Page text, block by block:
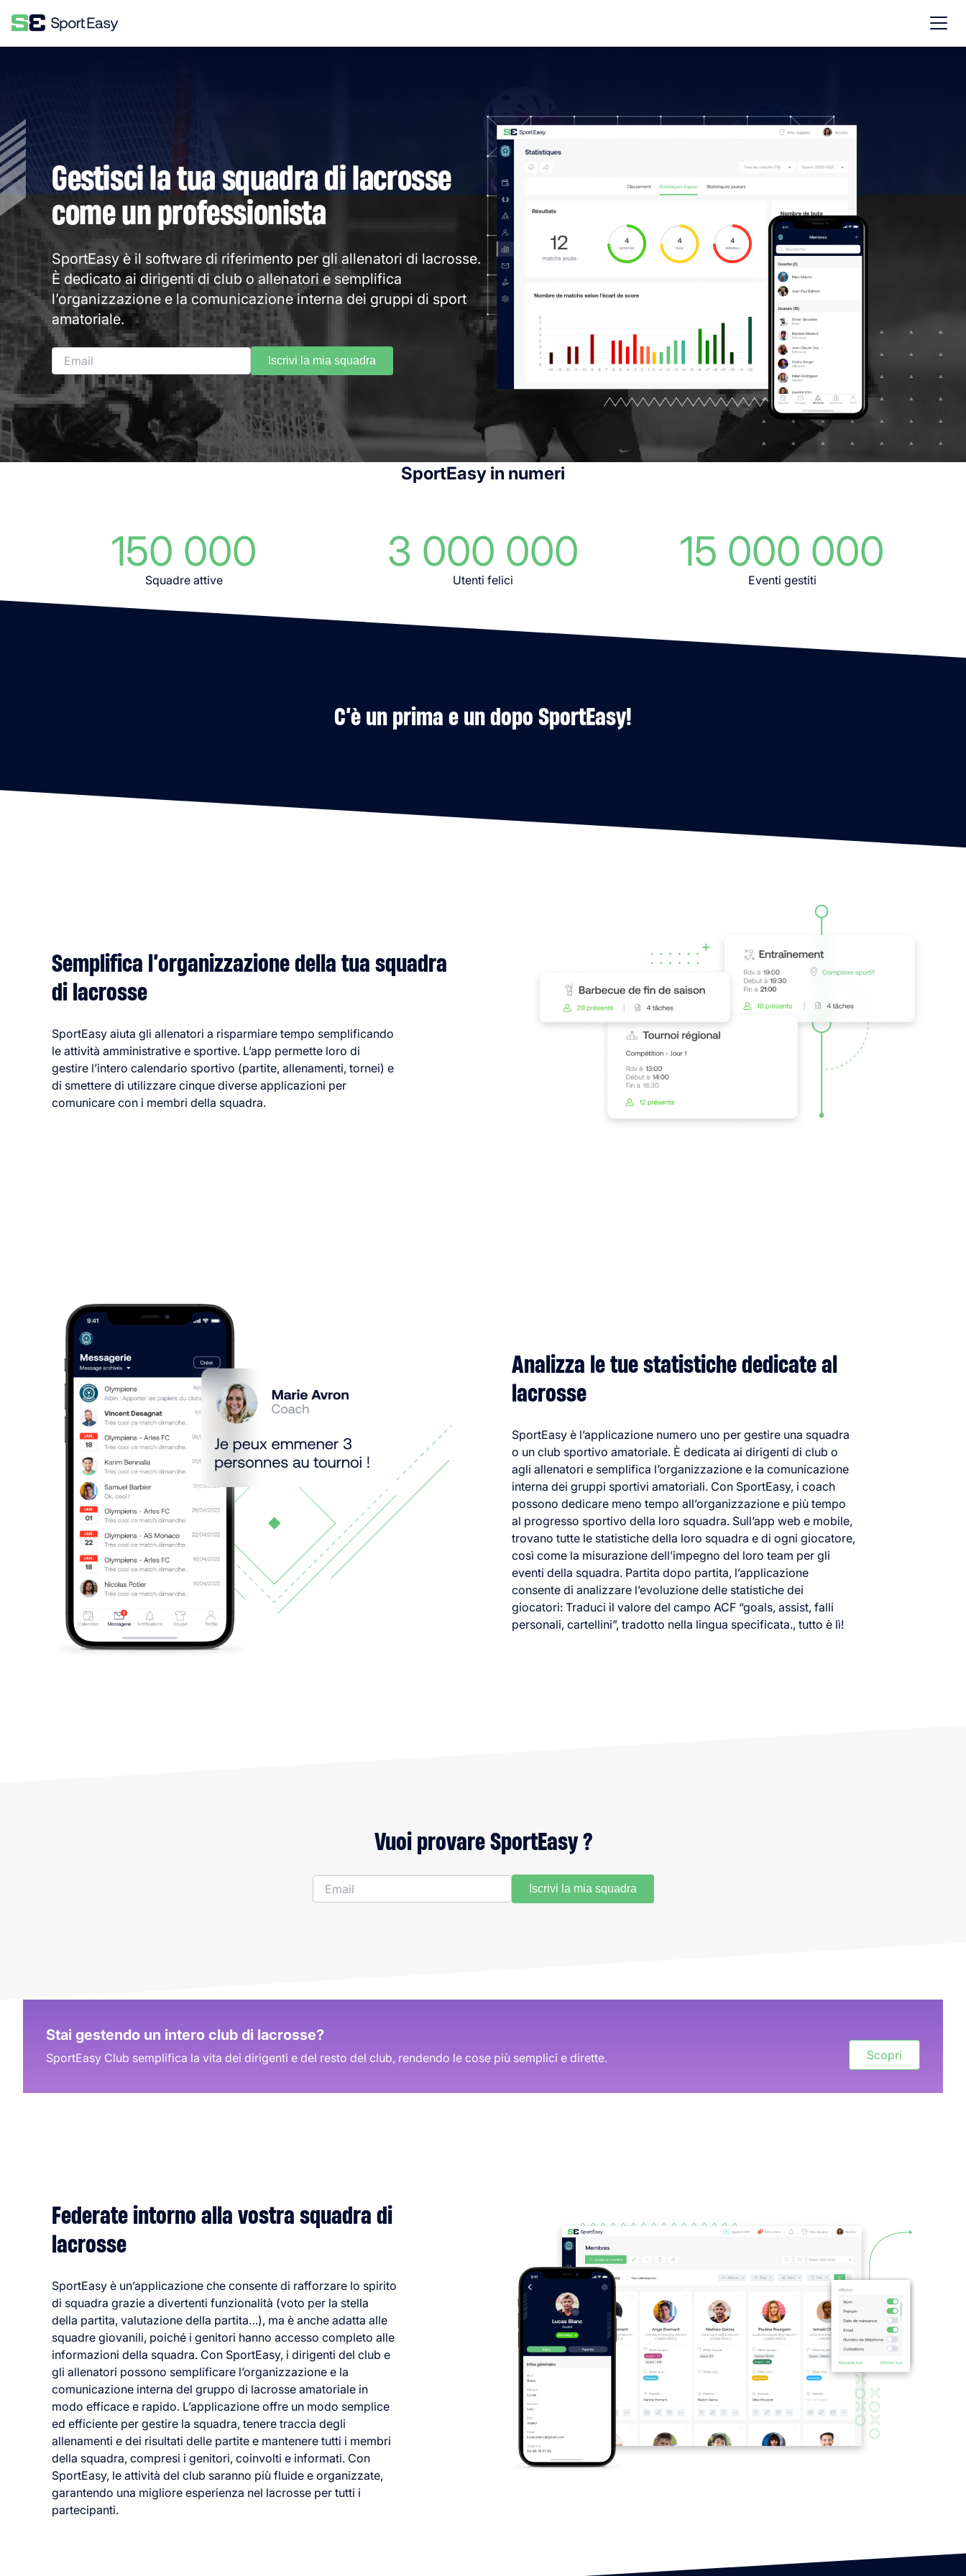
Gestisci la tua squadra di lacrosse
come un professionista
SportEasy è il software di riferimento per gli allenatori di lacrosse.
È dedicato ai dirigenti di club o allenatori e semplifica
l’organizzazione e la comunicazione interna dei gruppi di sport
amatoriale.
Iscrivi la mia squadra
SportEasy in numeri
150 000
Squadre attive
3 000 000
Utenti felici
15 000 000
Eventi gestiti
C’è un prima e un dopo SportEasy!
Semplifica l’organizzazione della tua squadra
di lacrosse
SportEasy aiuta gli allenatori a risparmiare tempo semplificando
le attività amministrative e sportive. L’app permette loro di
gestire l’intero calendario sportivo (partite, allenamenti, tornei) e
di smettere di utilizzare cinque diverse applicazioni per
comunicare con i membri della squadra.
Analizza le tue statistiche dedicate al
lacrosse
SportEasy è l’applicazione numero uno per gestire una squadra
o un club sportivo amatoriale. È dedicata ai dirigenti di club o
agli allenatori e semplifica l’organizzazione e la comunicazione
interna dei gruppi sportivi amatoriali. Con SportEasy, i coach
possono dedicare meno tempo all’organizzazione e più tempo
al progresso sportivo della loro squadra. Sull’app web e mobile,
trovano tutte le statistiche della loro squadra e di ogni giocatore,
così come la misurazione dell’impegno del loro team per gli
eventi della squadra. Partita dopo partita, l’applicazione
consente di analizzare l’evoluzione delle statistiche dei
giocatori: Traduci il valore del campo ACF “goals, assist, falli
personali, cartellini”, tradotto nella lingua specificata., tutto è lì!
Vuoi provare SportEasy ?
Iscrivi la mia squadra
Stai gestendo un intero club di lacrosse?
SportEasy Club semplifica la vita dei dirigenti e del resto del club, rendendo le cose più semplici e dirette. Scopri
Federate intorno alla vostra squadra di
lacrosse
SportEasy è un’applicazione che consente di rafforzare lo spirito
di squadra grazie a divertenti funzionalità (voto per la stella
della partita, valutazione della partita…), ma è anche adatta alle
squadre giovanili, poiché i genitori hanno accesso completo alle
informazioni della squadra. Con SportEasy, i dirigenti del club e
gli allenatori possono semplificare l’organizzazione e la
comunicazione interna del gruppo di lacrosse amatoriale in
modo efficace e rapido. L’applicazione offre un modo semplice
ed efficiente per gestire la squadra, tenere traccia degli
allenamenti e dei risultati delle partite e mantenere tutti i membri
della squadra, compresi i genitori, coinvolti e informati. Con
SportEasy, le attività del club saranno più fluide e organizzate,
garantendo una migliore esperienza nel lacrosse per tutti i
partecipanti.